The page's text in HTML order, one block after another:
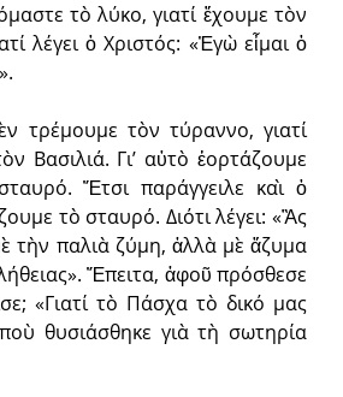
τὸ λύκο, γιατί ἔχουμε τὸν
λέγει ὁ Χριστός: «Ἐγὼ εἶμαι ὁ
τρέμουμε τὸν τύραννο, γιατί
Βασιλιά. Γι’ αὐτὸ ἑορτάζουμε
Ἔτσι παράγγειλε καὶ ὁ
τὸ σταυρό. Διότι λέγει: «Ἂς
τὴν παλιὰ ζύμη, ἀλλὰ μὲ ἄζυμα
Ἔπειτα, ἀφοῦ πρόσθεσε
«Γιατί τὸ Πάσχα τὸ δικό μας
θυσιάσθηκε γιὰ τὴ σωτηρία